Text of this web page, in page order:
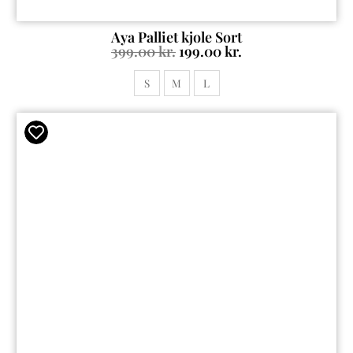
Aya Palliet kjole Sort
399.00kr.199.00kr.
S M L